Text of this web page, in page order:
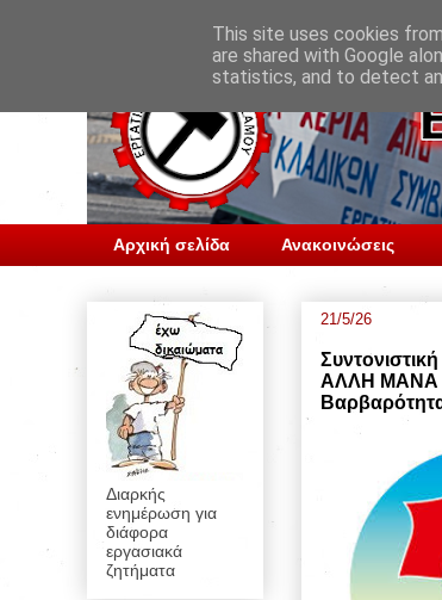
Αρχική σελίδα Ανακοινώσεις
21/5/26
ΑΛΛΗ ΜΑΝΑ
Διαρκής
ενημέρωση για
διάφορα
εργασιακά
ζητήματα
This site uses cookies
are shared with Google
statistics, and to detect